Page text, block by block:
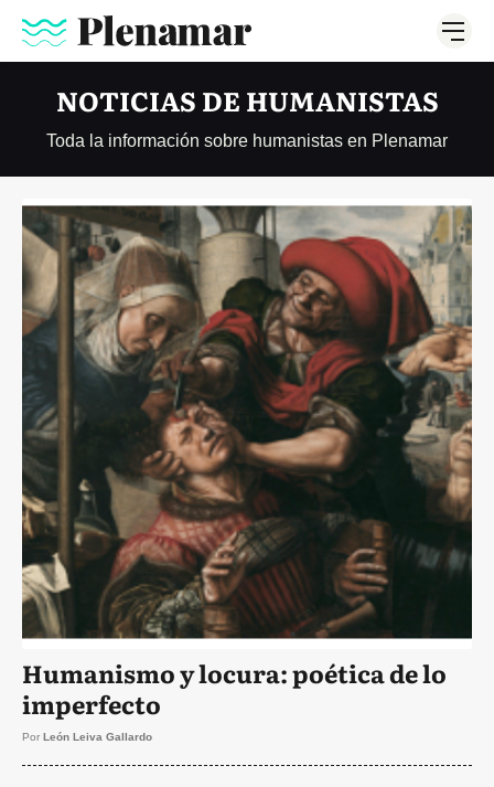
NOTICIAS DE HUMANISTAS
Toda la información sobre humanistas en Plenamar
Humanismo y locura: poética de lo
imperfecto
Por León Leiva Gallardo